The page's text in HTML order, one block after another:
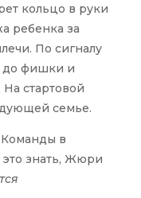
кольцо в руки
ребенка за
По сигналу
до фишки и
стартовой
семье.
в
это знать, Жюри